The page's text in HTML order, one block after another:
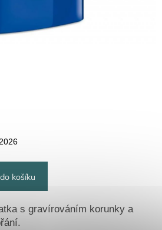
košíku
s gravírováním korunky a